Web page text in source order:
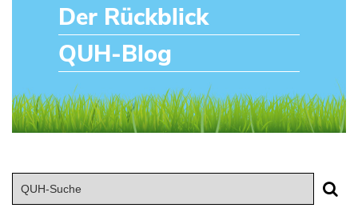
Der Rückblick
QUH-Blog